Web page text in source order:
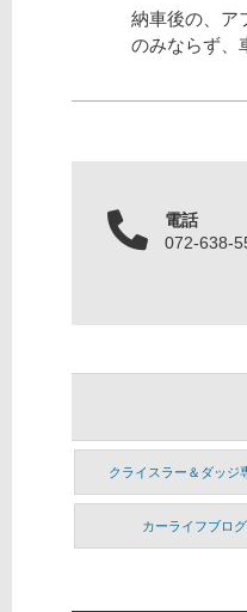
納車後の、ア
のみならず、
電話
072-638-
クライスラー＆ダッジ
カーライフブログ